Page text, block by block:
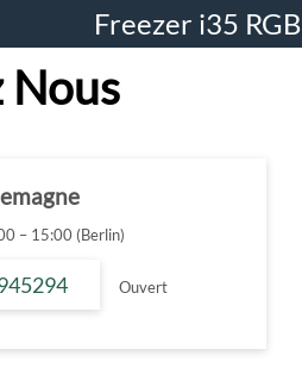
Freezer i35 RGB
Nous
– 15:00 (Berlin)
Ouvert